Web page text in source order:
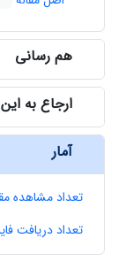
هم رسانی
ارجاع به
آمار
تعداد مشاهده
تعداد دریافت